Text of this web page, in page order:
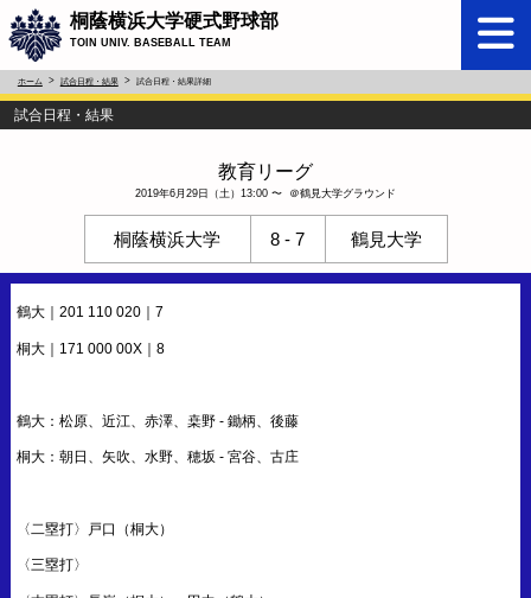
桐蔭横浜大学硬式野球部
TOIN UNIV. BASEBALL TEAM
ホーム 試合日程・結果 試合日程・結果詳細
試合日程・結果
教育リーグ
2019年6月29日（土）13:00 〜 ＠鶴見大学グラウンド
桐蔭横浜大学 8 - 7 鶴見大学
鶴大｜201 110 020｜7
桐大｜171 000 00X｜8
鶴大：松原、近江、赤澤、桒野 - 鋤柄、後藤
桐大：朝日、矢吹、水野、穂坂 - 宮谷、古庄
〈二塁打〉戸口（桐大）
〈三塁打〉